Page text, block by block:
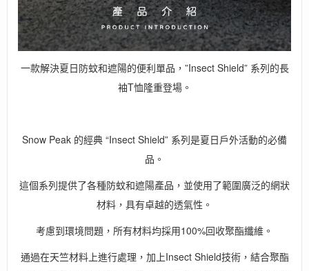
一款解決夏日防蚊和遮陽的便利單品，”Insect Shield” 系列的長
袖T恤隆重登場。
Snow Peak 的經典 “Insect Shield” 系列是夏日戶外活動的必備
品。
這個系列提供了各種防蚊和遮陽產品，並使用了範圍廣泛的網狀
材料，具有卓越的透氣性。
考慮到環境問題，所有材料均採用100%回收聚酯纖維。
通過在天竺材料上進行處理，加上Insect Shield技術，結合聚酯